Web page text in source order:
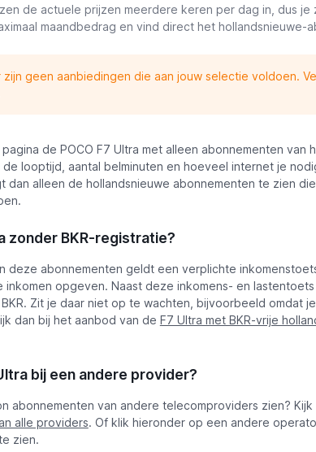
de actuele prijzen meerdere keren per dag in, dus je
maandbedrag en vind direct het hollandsnieuwe-
zijn geen aanbiedingen die aan jouw selectie voldoen.
de POCO F7 Ultra met alleen abonnementen van
de looptijd, aantal belminuten en hoeveel internet je
dan alleen de hollandsnieuwe abonnementen te zien
zonder BKR-registratie?
deze abonnementen geldt een verplichte
inkomen opgeven. Naast deze inkomens- en
Zit je daar niet op te wachten, bijvoorbeeld omdat
dan bij het aanbod van de F7 Ultra met BKR-vrije
bij een andere provider?
abonnementen van andere telecomproviders zien? Kijk
alle providers. Of klik hieronder op een andere
zien.